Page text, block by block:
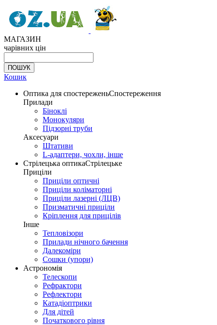
МАГАЗИН
чарівних цін
Кошик
Оптика для спостереженьСпостереження
Прилади
Біноклі
Монокуляри
Підзорні труби
Аксесуари
Штативи
L-адаптери, чохли, інше
Стрілецька оптикаСтрілецьке
Приціли
Приціли оптичні
Приціли коліматорні
Приціли лазерні (ЛЦВ)
Призматичні приціли
Кріплення для прицілів
Інше
Тепловізори
Прилади нічного бачення
Далекоміри
Сошки (упори)
Астрономія
Телескопи
Рефрактори
Рефлектори
Катадіоптрики
Для дітей
Початкового рівня